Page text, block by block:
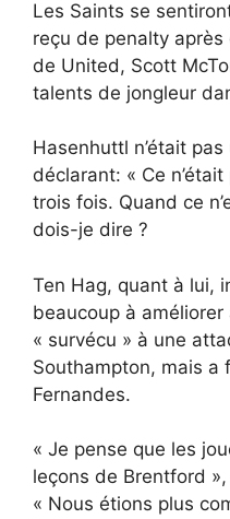
Les Saints se
reçu de penalty
de United, Scott
talents de jongleur
Hasenhuttl n’était
déclarant: « Ce
trois fois. Quand ce
dois-je dire ?
Ten Hag, quant à lui,
beaucoup à
« survécu » à une
Southampton, mais a
Fernandes.
« Je pense que les
leçons de Brentford
« Nous étions plus